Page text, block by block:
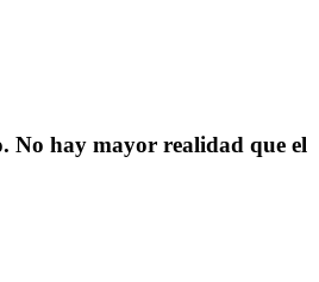
No hay mayor realidad que el